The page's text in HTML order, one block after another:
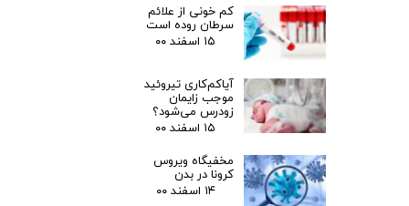
کم خونی از علائم
سرطان روده است
۱۵ اسفند ۰۰
آیاکم‌کاری تیروئید
موجب زایمان
زودرس می‌شود؟
۱۵ اسفند ۰۰
مخفیگاه ویروس
کرونا در بدن
۱۴ اسفند ۰۰